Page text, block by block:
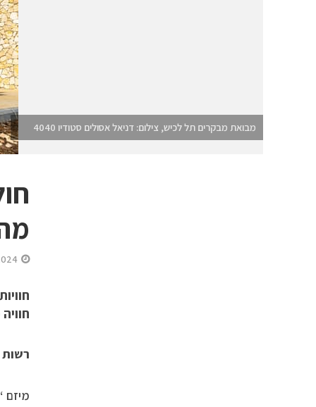
מבואת מבקרים תל לכיש, צילום: דניאל אסולים סטודיו 4040
רשות
מיזם